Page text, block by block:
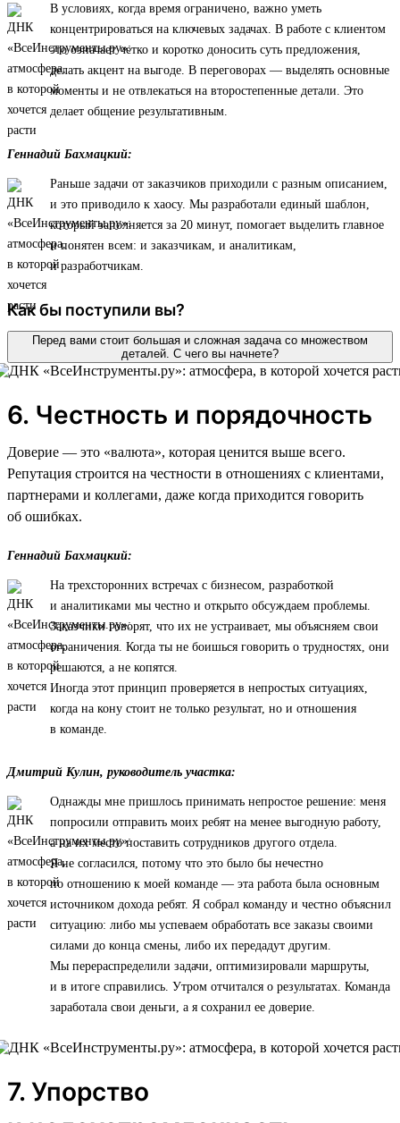
В условиях, когда время ограничено, важно уметь
концентрироваться на ключевых задачах. В работе с клиентом
это означает четко и коротко доносить суть предложения,
делать акцент на выгоде. В переговорах — выделять основные
моменты и не отвлекаться на второстепенные детали. Это
делает общение результативным.
Геннадий Бахмацкий:
Раньше задачи от заказчиков приходили с разным описанием,
и это приводило к хаосу. Мы разработали единый шаблон,
который заполняется за 20 минут, помогает выделить главное
и понятен всем: и заказчикам, и аналитикам,
и разработчикам.
Как бы поступили вы?
Перед вами стоит большая и сложная задача со множеством
деталей. С чего вы начнете?
6. Честность и порядочность
Доверие — это «валюта», которая ценится выше всего.
Репутация строится на честности в отношениях с клиентами,
партнерами и коллегами, даже когда приходится говорить
об ошибках.
Геннадий Бахмацкий:
На трехсторонних встречах с бизнесом, разработкой
и аналитиками мы честно и открыто обсуждаем проблемы.
Заказчики говорят, что их не устраивает, мы объясняем свои
ограничения. Когда ты не боишься говорить о трудностях, они
решаются, а не копятся.
Иногда этот принцип проверяется в непростых ситуациях,
когда на кону стоит не только результат, но и отношения
в команде.
Дмитрий Кулин, руководитель участка:
Однажды мне пришлось принимать непростое решение: меня
попросили отправить моих ребят на менее выгодную работу,
а на их место поставить сотрудников другого отдела.
Я не согласился, потому что это было бы нечестно
по отношению к моей команде — эта работа была основным
источником дохода ребят. Я собрал команду и честно объяснил
ситуацию: либо мы успеваем обработать все заказы своими
силами до конца смены, либо их передадут другим.
Мы перераспределили задачи, оптимизировали маршруты,
и в итоге справились. Утром отчитался о результатах. Команда
заработала свои деньги, а я сохранил ее доверие.
7. Упорство